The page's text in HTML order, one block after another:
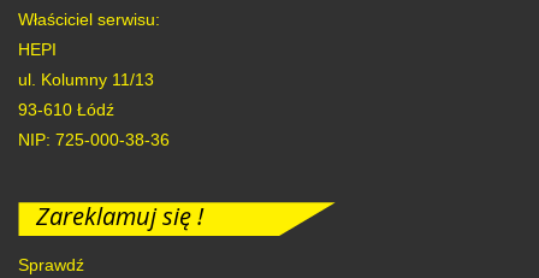
Właściciel serwisu:
HEPI
ul. Kolumny 11/13
93-610 Łódź
NIP: 725-000-38-36
Zareklamuj się !
Sprawdź